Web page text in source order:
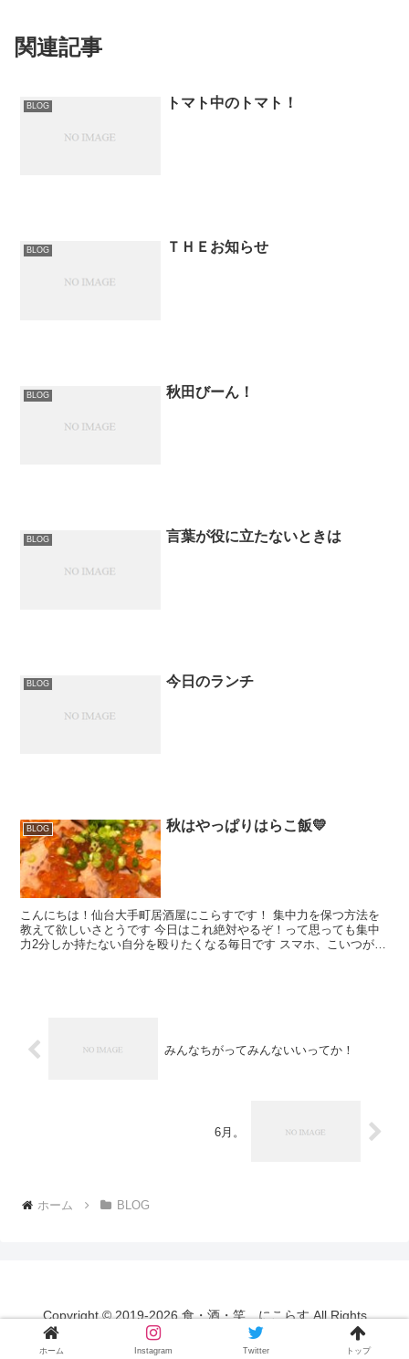
関連記事
BLOG トマト中のトマト！
BLOG ＴＨＥお知らせ
BLOG 秋田びーん！
BLOG 言葉が役に立たないときは
BLOG 今日のランチ
BLOG 秋はやっぱりはらこ飯💛
こんにちは！仙台大手町居酒屋にこらすです！ 集中力を保つ方法を
教えて欲しいさとうです 今日はこれ絶対やるぞ！って思っても集中
力2分しか持たない自分を殴りたくなる毎日です スマホ、こいつがや
みんなちがってみんないいってか！
6月。
ホーム BLOG
Copyright © 2019-2026 食・酒・笑 にこらす All Rights
ホーム Instagram Twitter トップ